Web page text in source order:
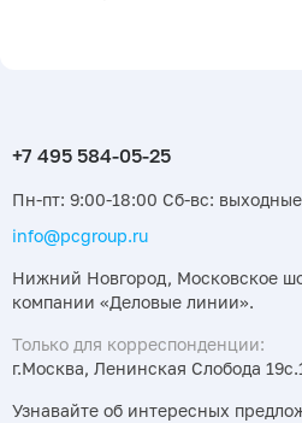
Пн-пт: 9:00-18:00 Сб-вс:
info@pcgroup.ru
Нижний Новгород, Московское
компании «Деловые линии».
Только для корреспонденции:
г.Москва, Ленинская Слобода
Узнавайте об интересных